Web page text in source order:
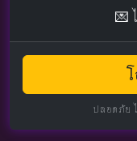
💌
ปลอดภัย